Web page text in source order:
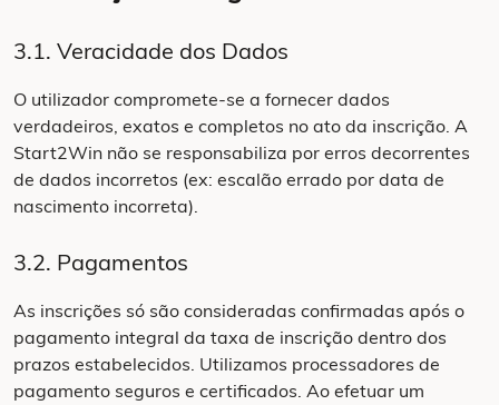
3.1. Veracidade dos Dados
O utilizador compromete-se a fornecer dados
verdadeiros, exatos e completos no ato da inscrição. A
Start2Win não se responsabiliza por erros decorrentes
de dados incorretos (ex: escalão errado por data de
nascimento incorreta).
3.2. Pagamentos
As inscrições só são consideradas confirmadas após o
pagamento integral da taxa de inscrição dentro dos
prazos estabelecidos. Utilizamos processadores de
pagamento seguros e certificados. Ao efetuar um